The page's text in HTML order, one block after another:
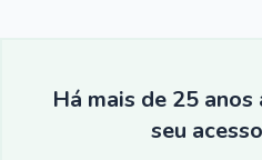
Há mais de 25
seu